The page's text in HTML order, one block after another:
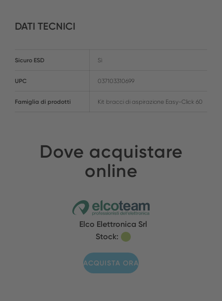
DATI TECNICI
Sicuro ESD Sì
UPC 037103310699
Famiglia di prodotti Kit bracci di aspirazione Easy-Click 60
Dove acquistare
online
Elco Elettronica Srl
Stock:
ACQUISTA ORA